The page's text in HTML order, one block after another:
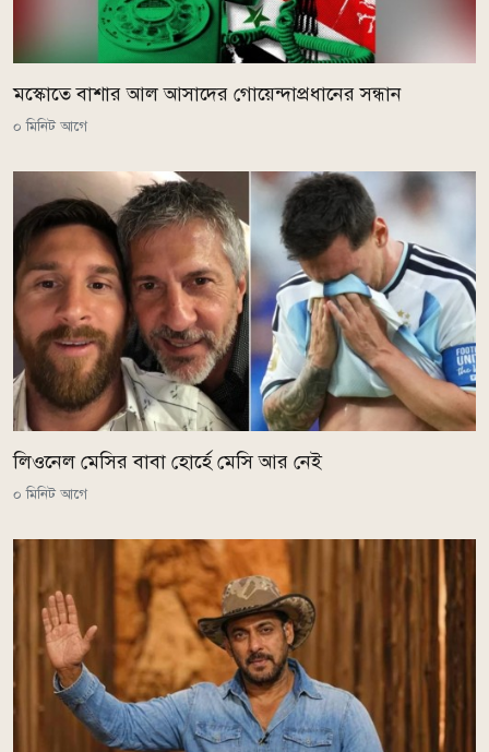
মস্কোতে বাশার আল আসাদের গোয়েন্দাপ্রধানের সন্ধান
০ মিনিট আগে
লিওনেল মেসির বাবা হোর্হে মেসি আর নেই
০ মিনিট আগে